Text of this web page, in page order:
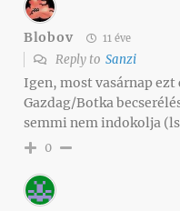
Blobov 11 éve
Reply to Sanzi
Igen, most vasárnap ezt
Gazdag/Botka
semmi nem indokolja
0